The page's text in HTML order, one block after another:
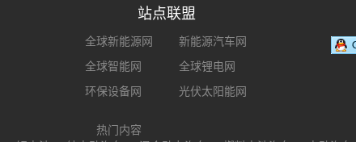
站点联盟
全球新能源网
新能源汽车网
全球智能网
全球锂电网
环保设备网
光伏太阳能网
热门内容